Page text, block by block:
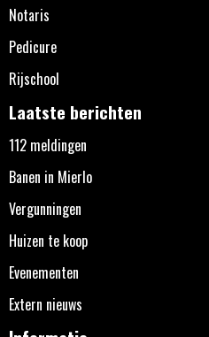
Notaris
Pedicure
Rijschool
Laatste berichten
112 meldingen
Banen in Mierlo
Vergunningen
Huizen te koop
Evenementen
Extern nieuws